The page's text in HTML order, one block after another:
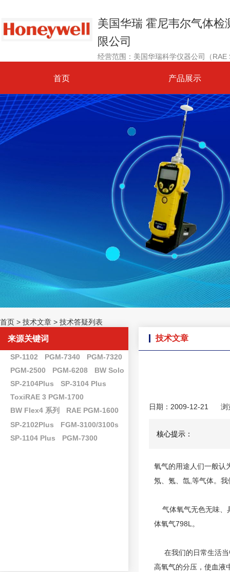
美国华瑞 霍尼韦尔气体检
限公司
首页 产品展示
首页 > 技术文章 > 技术答疑列表
来源关键词
SP-1102 PGM-7340
PGM-7320
PGM-2500
PGM-6208
BW Solo
SP-2104Plus
SP-3104 Plus
ToxiRAE 3 PGM-1700
BW Flex4 系列
RAE PGM-1600
SP-2102Plus
FGM-3100/3100s
SP-1104 Plus
PGM-7300
技术文章
日期：2009-12-21 浏
核心提示：
氧气的用途人们一般认
氖、氪、氙,等气体。
气体氧气无色无味、
体氧气798L。
在我们的日常生活当
高氧气的分压，使血液